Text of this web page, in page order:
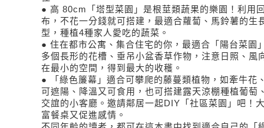
● 高 80cm「塔型菜園」是根莖類蔬果的樂園！利用
布，不花一分錢就可搭建，最適合蘿蔔、馬鈴薯的生
型，種植4種家人愛吃的蔬菜。
● 住在都市公寓、集合住宅的你，最適合「陽台菜園
多個長形的花槽、垂吊小盆香草作物，注意日照、風
在最小的空間，得到最大的收穫。
● 「綠色簾幕」適合可攀爬的藤蔓類植物，如牽牛花
可遮陽、降溫又可食用，也可搭建露天涼棚種植葡萄
交誼的小客廳。邀請鄰居一起DIY「社區菜園」吧！
富餐桌又促進感情。